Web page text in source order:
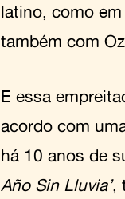
latino, como
também com
E essa
acordo com
há 10 anos de
Año Sin Lluvia’,